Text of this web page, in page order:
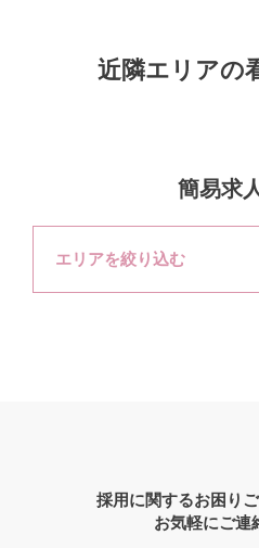
近隣エリアの
簡易求
エリアを絞り込む
採用に関するお困り
お気軽にご連